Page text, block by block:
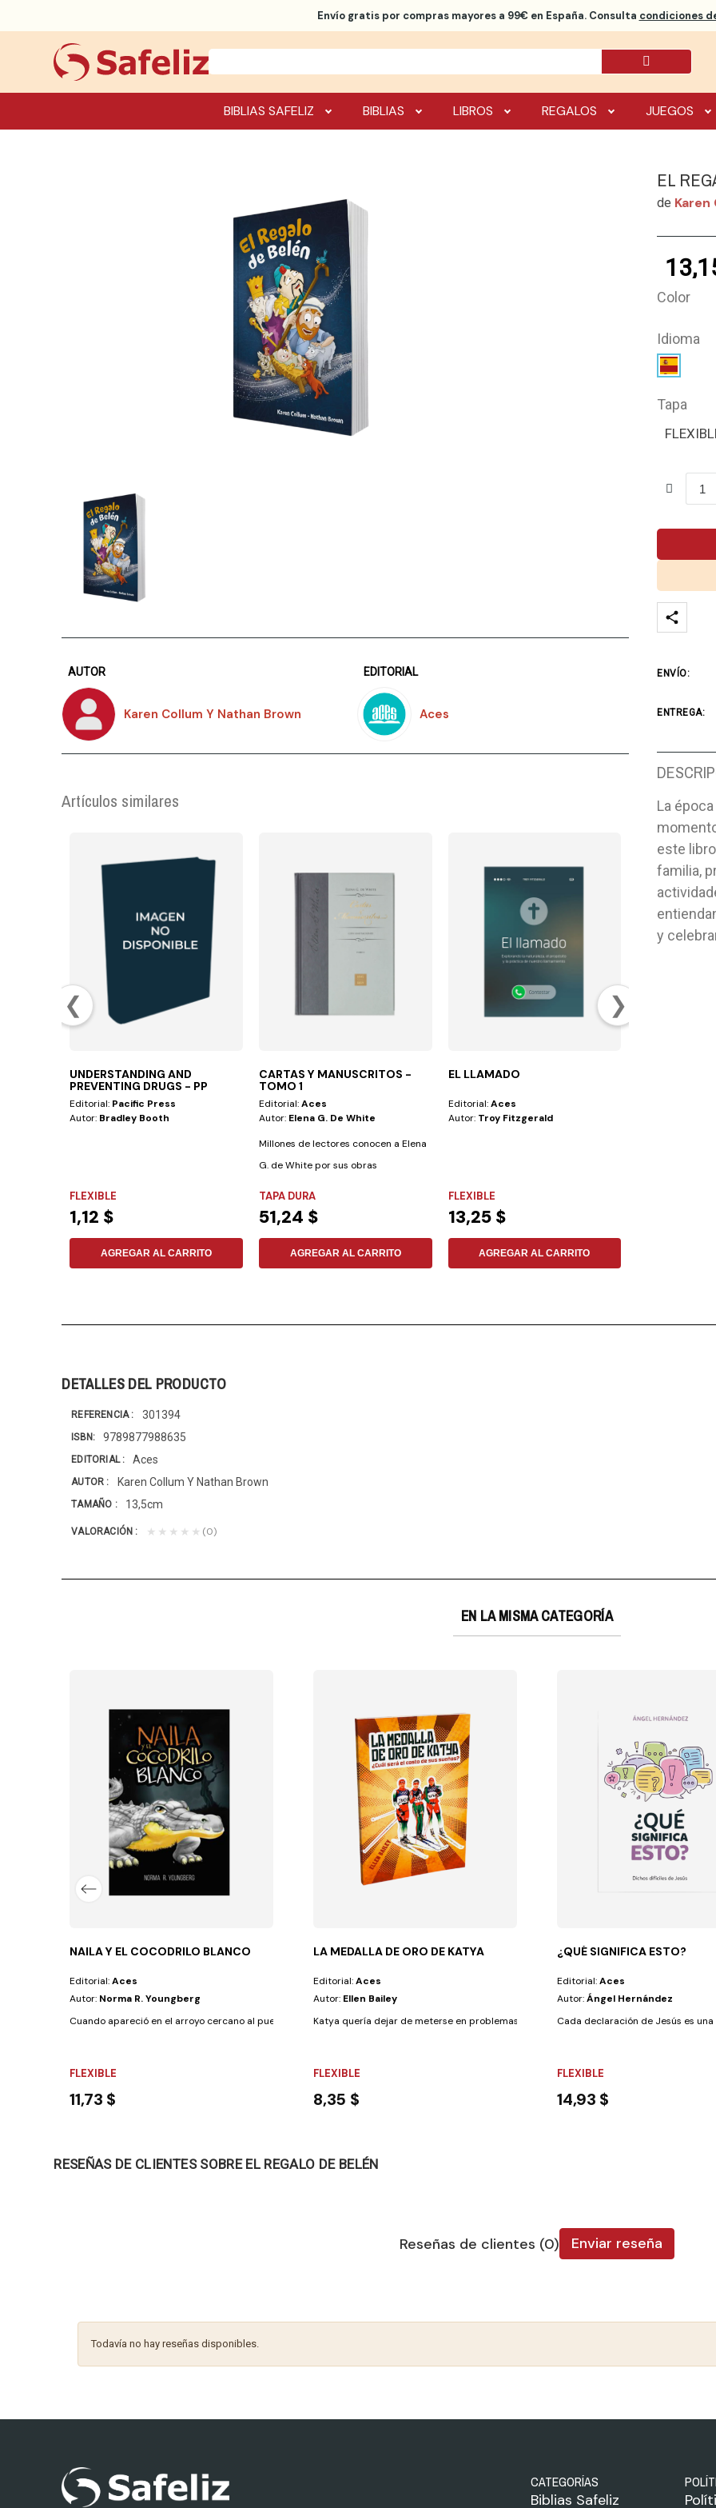
Envío gratispor compras mayores a 99€ en España. Consulta condiciones
BIBLIAS SAFELIZ BIBLIAS LIBROS REGALOS JUEGOS
AUTOR
Karen Collum Y Nathan Brown
EDITORIAL
Aces
Artículos similares
❮ ❯
UNDERSTANDING AND
PREVENTING DRUGS - PP
Editorial: Pacific Press
Autor: Bradley Booth
FLEXIBLE
1,12 $
AGREGAR AL CARRITO
CARTAS Y MANUSCRITOS -
TOMO 1
Editorial:Aces
Autor: Elena G. De White
Millones de lectores conocen a Elena
G. de White por sus obras
TAPA DURA
51,24 $
AGREGAR AL CARRITO
EL LLAMADO
Editorial:Aces
Autor: Troy Fitzgerald
FLEXIBLE
13,25 $
AGREGAR AL CARRITO
EL
de Karen
Color
Idioma
Tapa
ENVÍO:
ENTREGA:
La
este
familia,
y
DETALLES DEL PRODUCTO
REFERENCIA 301394
ISBN 9789877988635
EDITORIAL Aces
AUTOR Karen Collum Y Nathan Brown
TAMAÑO 13,5cm
VALORACIÓN ★★★★★ (0)
EN LA MISMA CATEGORÍA
histórica; es un viaje apasionante...
NAILA Y EL COCODRILO BLANCO
Editorial:Aces
Autor: Norma R. Youngberg
Cuando apareció en el arroyo cercano al pueblo el cocodrilo blanco, el brujo...
FLEXIBLE
11,73 $
LA MEDALLA DE ORO DE KATYA
Editorial:Aces
Autor: Ellen Bailey
Katya quería dejar de meterse en problemas, pero su temperamento parecía ganarle...
FLEXIBLE
8,35 $
¿QUÉ SIGNIFICA ESTO?
Editorial:Aces
Autor:Ángel Hernández
Cada declaración de Jesús es
FLEXIBLE
14,93 $
RESEÑAS DE CLIENTES SOBRE EL REGALO DE BELÉN
Reseñas de clientes (0) Enviar reseña
Todavía no hay reseñas disponibles.
CATEGORÍAS
Biblias Safeliz